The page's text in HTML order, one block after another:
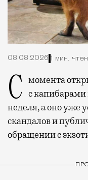
08.08.2026 1 мин.
С момента открытия нового контактного кафе с капибарами
неделя, а оно уже
скандалов и
обращении с